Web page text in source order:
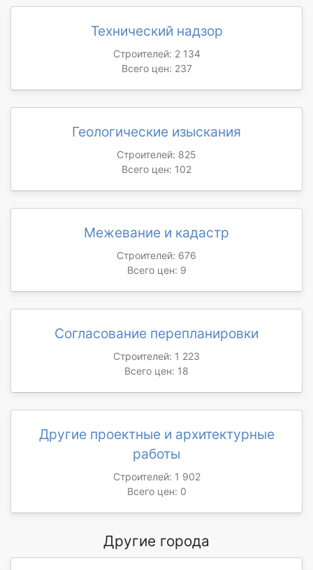
Технический надзор
Строителей: 2 134
Всего цен: 237
Геологические изыскания
Строителей: 825
Всего цен: 102
Межевание и кадастр
Строителей: 676
Всего цен: 9
Согласование перепланировки
Строителей: 1 223
Всего цен: 18
Другие проектные и архитектурные
работы
Строителей: 1 902
Всего цен: 0
Другие города